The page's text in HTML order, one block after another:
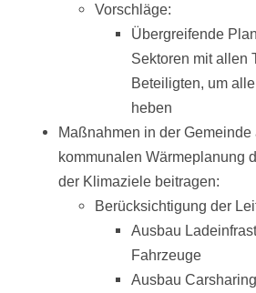
Vorschläge:
Übergreifende
Sektoren mit allen
Beteiligten, um
heben
Maßnahmen in der
kommunalen Wärmeplanung
der Klimaziele beitragen:
Berücksichtigung der
Ausbau
Fahrzeuge
Ausbau Carsharing